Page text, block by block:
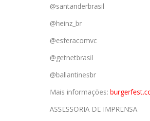
@santanderbrasil
@heinz_br
@esferacomvc
@getnetbrasil
@ballantinesbr
Mais informações:
ASSESSORIA DE IMPRENSA